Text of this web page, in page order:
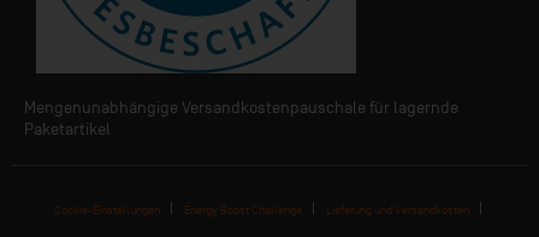
Mengenunabhängige Versandkostenpauschale für lagernde
Paketartikel
Cookie-Einstellungen Energy Boost Challenge Lieferung und Versandkosten